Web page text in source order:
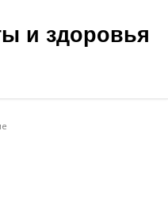
и здоровья